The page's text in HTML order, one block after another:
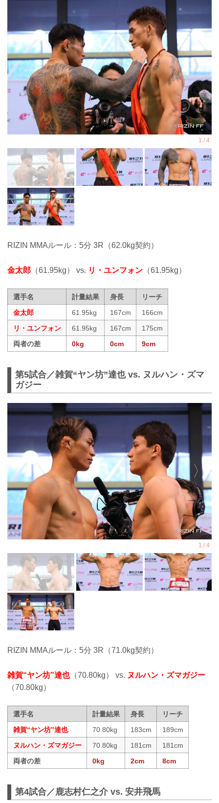
RIZIN MMAルール：5分 3R（62.0kg契約）
金太郎 （61.95kg） vs. リ・ユンフォン （61.95kg）
選手名 計量結果 身長
リーチ
金太郎
61.95kg 167cm
166cm
リ・ユンフォン
61.95kg 167cm
175cm
両者の差
0kg 0cm 9cm
第5試合／雑賀“ヤン坊”達也 vs. ヌルハン・ズマ
ガジー
RIZIN MMAルール：5分 3R（71.0kg契約）
雑賀“ヤン坊”達也（70.80kg） vs. ヌルハン・ズマガジー
（70.80kg）
選手名 計量結果 身長
リーチ
雑賀“ヤン坊”達也
70.80kg 183cm
189cm
ヌルハン・ズマガジー
70.80kg 181cm
181cm
両者の差
0kg 2cm 8cm
第4試合／鹿志村仁之介 vs. 安井飛馬